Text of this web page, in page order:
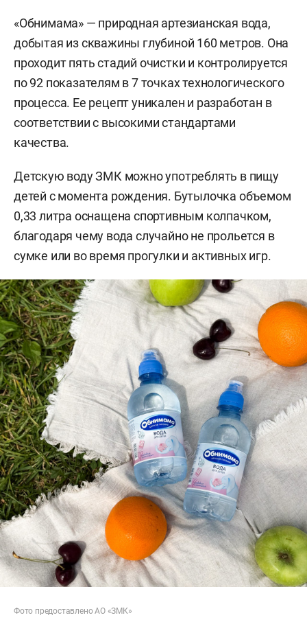
«Обнимама» — природная артезианская вода,
добытая из скважины глубиной 160 метров. Она
проходит пять стадий очистки и контролируется
по 92 показателям в 7 точках технологического
процесса. Ее рецепт уникален и разработан в
соответствии с высокими стандартами
качества.
Детскую воду ЗМК можно употреблять в пищу
детей с момента рождения. Бутылочка объемом
0,33 литра оснащена спортивным колпачком,
благодаря чему вода случайно не прольется в
сумке или во время прогулки и активных игр.
Фото предоставлено АО «ЗМК»